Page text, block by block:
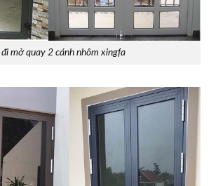
mở quay 2 cánh nhôm xingfa